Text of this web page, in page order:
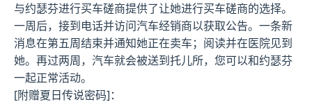
与约瑟芬进行买车磋商提供了让她进行买车磋商的选择。
一周后，接到电话并访问汽车经销商以获取公告。一条新
消息在第五周结束并通知她正在卖车；阅读并在医院见到
她。再过两周，汽车就会被送到托儿所，您可以和约瑟芬
一起正常活动。
[附赠夏日传说密码]：